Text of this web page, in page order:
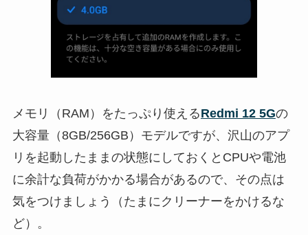
メモリ（RAM）をたっぷり使えるRedmi 12 5Gの
大容量（8GB/256GB）モデルですが、沢山のアプ
リを起動したままの状態にしておくとCPUや電池
に余計な負荷がかかる場合があるので、その点は
気をつけましょう（たまにクリーナーをかけるな
ど）。